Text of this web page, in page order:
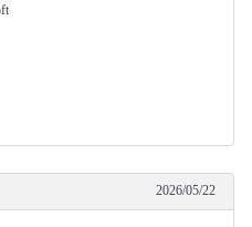
2026/05/22